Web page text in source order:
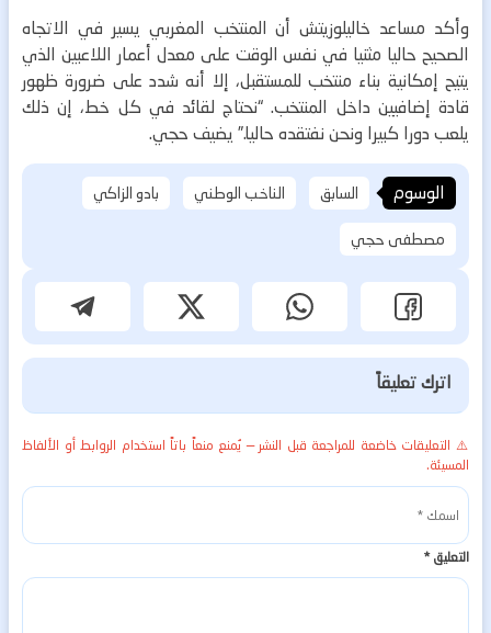
وأكد مساعد خاليلوزيتش أن المنتخب المغربي يسير في الاتجاه
الصحيح حاليا مثنيا في نفس الوقت على معدل أعمار اللاعبين الذي
يتيح إمكانية بناء منتخب للمستقبل، إلا أنه شدد على ضرورة ظهور
قادة إضافيين داخل المنتخب. “نحتاج لقائد في كل خط، إن ذلك
يلعب دورا كبيرا ونحن نفتقده حاليا.” يضيف حجي.
الوسوم السابق الناخب الوطني
بادو الزاكي
مصطفى حجي
اترك تعليقاً
⚠️ التعليقات خاضعة للمراجعة قبل النشر — يُمنع منعاً باتاً استخدام الروابط أو الألفاظ
المسيئة.
التعليق*